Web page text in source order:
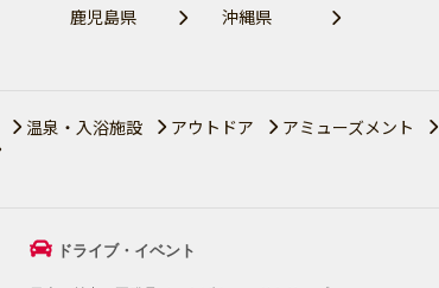
鹿児島県
沖縄県
温泉・入浴施設 アウトドア アミューズメント
ドライブ・イベント